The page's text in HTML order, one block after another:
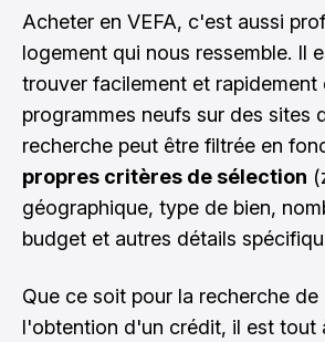
Acheter en VEFA, c'est aussi
logement qui nous ressemble. Il
trouver facilement et rapidement
programmes neufs sur des sites
recherche peut être filtrée en
propres critères de sélection
géographique, type de bien,
budget et autres détails
Que ce soit pour la recherche de
l'obtention d'un crédit, il est tout